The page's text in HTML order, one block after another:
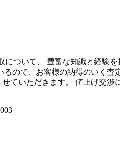
ついて、 豊富な知識と経験
ので、お客様の納得のいく
ていただきます。 値上げ交